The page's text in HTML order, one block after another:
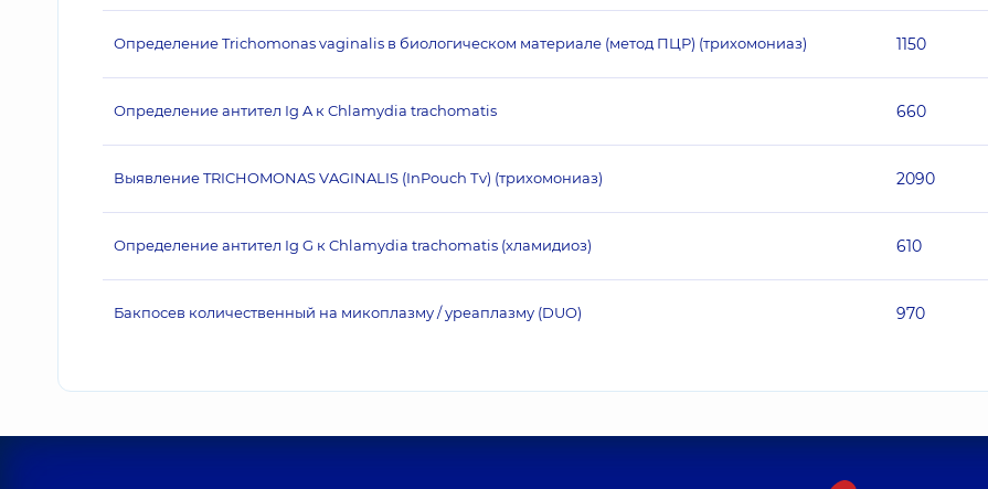
Определение Trichomonas vaginalis в биологическом материале (метод ПЦР) (трихомониаз) 1150
Определение антител Ig A к Chlamydia trachomatis 660
Выявление TRICHOMONAS VAGINALIS (InPouch Тv) (трихомониаз) 2090
Определение антител Ig G к Chlamydia trachomatis (хламидиоз) 610
Бакпосев количественный на микоплазму / уреаплазму (DUO) 970